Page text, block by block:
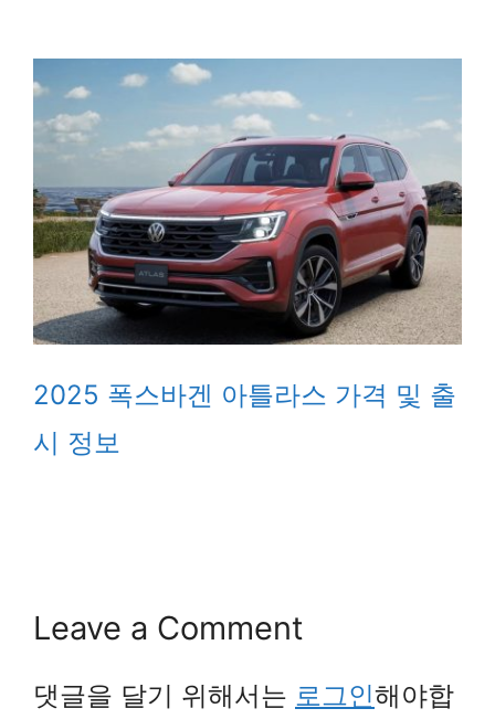
2025 폭스바겐 아틀라스 가격 및 출
시 정보
Leave a Comment
댓글을 달기 위해서는 로그인해야합